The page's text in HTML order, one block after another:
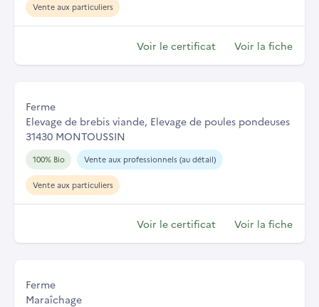
Vente aux particuliers
Voir le certificat Voir la fiche
Ferme
Elevage de brebis viande, Elevage de poules pondeuses
31430 MONTOUSSIN
100% Bio Vente aux professionnels (au détail)
Vente aux particuliers
Voir le certificat Voir la fiche
Ferme
Maraîchage